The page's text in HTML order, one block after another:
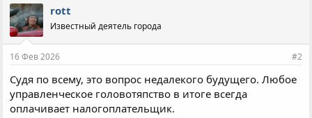
rott
Известный деятель города
16 Фев 2026 #2
Судя по всему, это вопрос недалекого будущего. Любое
управленческое головотяпство в итоге всегда
оплачивает налогоплательщик.